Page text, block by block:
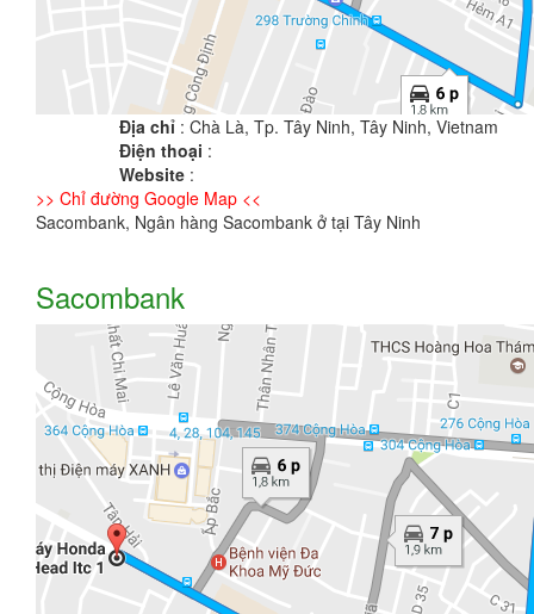
Địa chỉ : Chà Là, Tp. Tây Ninh, Tây Ninh, Vietnam
Điện thoại :
Website :
>> Chỉ đường Google Map <<
Sacombank, Ngân hàng Sacombank ở tại Tây Ninh
Sacombank